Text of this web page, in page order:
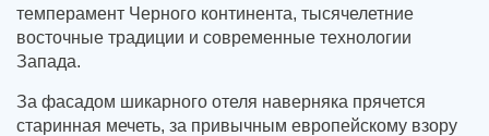
темперамент Черного континента, тысячелетние
восточные традиции и современные технологии
Запада.
За фасадом шикарного отеля наверняка прячется
старинная мечеть, за привычным европейскому взору